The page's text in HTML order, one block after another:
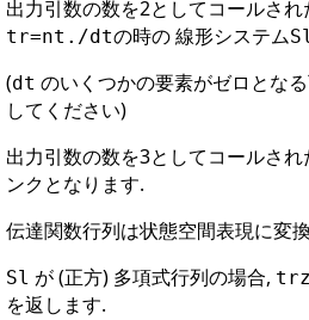
出力引数の数を2としてコールされ
tr=nt./dtの時の 線形システム
(dt のいくつかの要素がゼロとな
してください)
出力引数の数を3としてコールされ
ンクとなります.
伝達関数行列は状態空間表現に変
Sl が (正方) 多項式行列の場合,
を返します.